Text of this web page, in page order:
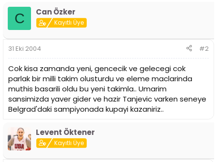
C Can Özker
Kayıtlı Üye
31 Eki 2004 #2
Cok kisa zamanda yeni, gencecik ve gelecegi cok
parlak bir milli takim olusturdu ve eleme maclarinda
muthis basarili oldu bu yeni takimla.. Umarim
sansimizda yaver gider ve hazir Tanjevic varken seneye
Belgrad'daki sampiyonada kupayi kazaniriz..
Levent Öktener
Kayıtlı Üye